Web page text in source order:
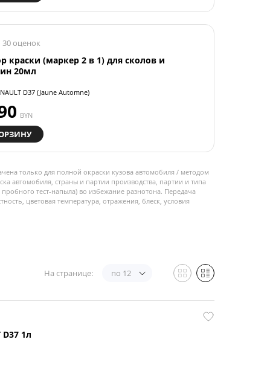
30 оценок
краски (маркер 2 в 1) для сколов и
20мл
D37 (Jaune Automne)
BYN
только для полной окраски кузова автомобиля / методом
автомобиля, страны и партии производства, партии и типа
тест-напыла) во избежание разнотона. Передача
цветовая температура, отражения, блеск, условия
На странице: по 12
1л